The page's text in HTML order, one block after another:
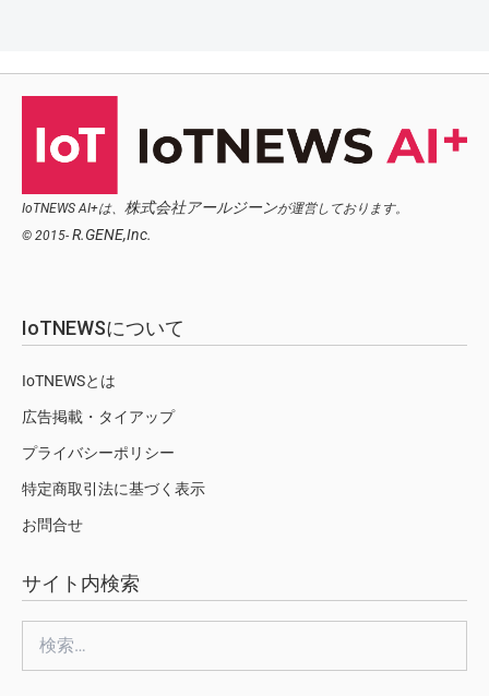
IoTNEWS AI+は、 株式会社アールジーンが運営しております。
© 2015- R.GENE,Inc.
IoTNEWSについて
IoTNEWSとは
広告掲載・タイアップ
プライバシーポリシー
特定商取引法に基づく表示
お問合せ
サイト内検索
索: